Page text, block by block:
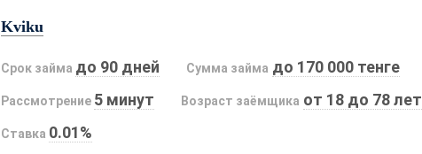
Kviku
Срок займа до 90 дней Сумма займа до 170 000 тенге
Рассмотрение 5 минут Возраст заёмщика от 18 до 78 лет
Ставка 0.01%